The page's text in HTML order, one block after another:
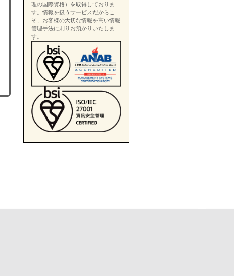
理の国際資格）を取得しておりま
す。情報を扱うサービスだからこ
そ、お客様の大切な情報を高い情報
管理手法に則りお預かりいたしま
す。